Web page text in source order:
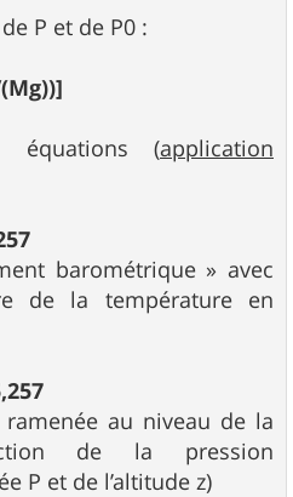
P et de P0 :
équations (application
barométrique » avec
de la température en
au niveau de la
de la pression
P et de l’altitude z)